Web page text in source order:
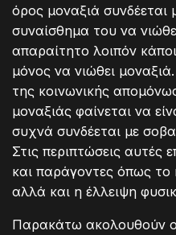
όρος μοναξιά συνδέεται
συναίσθημα του να
απαραίτητο λοιπόν
μόνος να νιώθει
της κοινωνικής
μοναξιάς φαίνεται να
συχνά συνδέεται με
Στις περιπτώσεις αυτές
και παράγοντες όπως
αλλά και η έλλειψη
Παρακάτω ακολουθούν